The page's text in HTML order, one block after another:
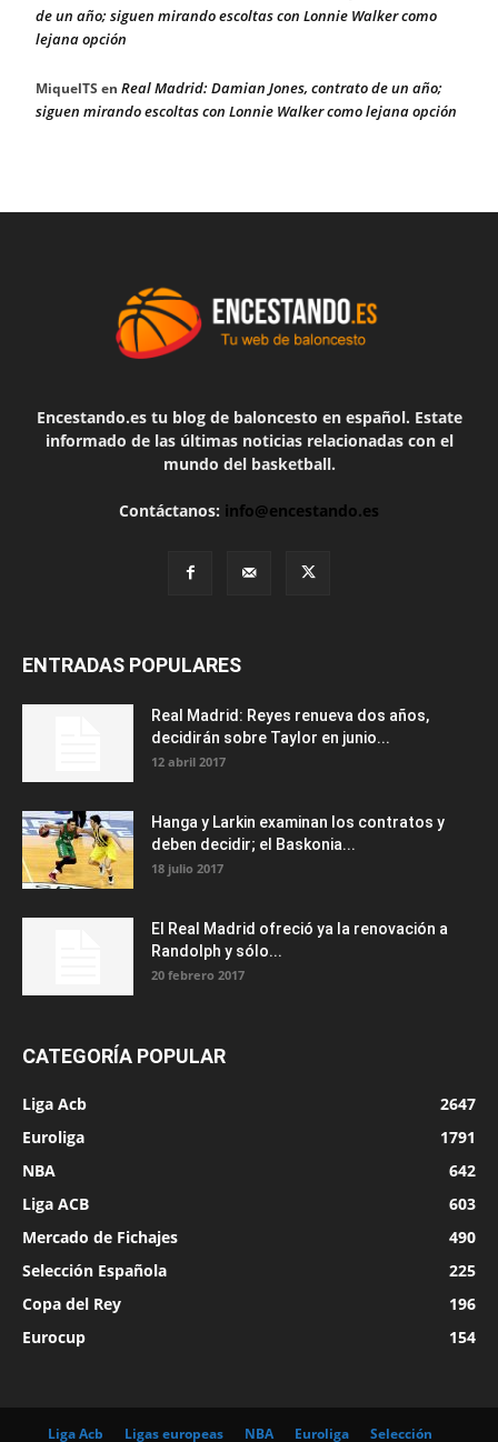
de un año; siguen mirando escoltas con Lonnie Walker como
lejana opción
MiquelTS en Real Madrid: Damian Jones, contrato de un año;
siguen mirando escoltas con Lonnie Walker como lejana opción
Encestando.es tu blog de baloncesto en español. Estate
informado de las últimas noticias relacionadas con el
mundo del basketball.
Contáctanos: info@encestando.es
ENTRADAS POPULARES
Real Madrid: Reyes renueva dos años,
decidirán sobre Taylor en junio...
12 abril 2017
Hanga y Larkin examinan los contratos y
deben decidir; el Baskonia...
18 julio 2017
El Real Madrid ofreció ya la renovación a
Randolph y sólo...
20 febrero 2017
CATEGORÍA POPULAR
Liga Acb
2647
Euroliga
1791
NBA
642
Liga ACB
603
Mercado de Fichajes
490
Selección Española
225
Copa del Rey
196
Eurocup
154
Liga Acb Ligas europeas NBA Euroliga Selección